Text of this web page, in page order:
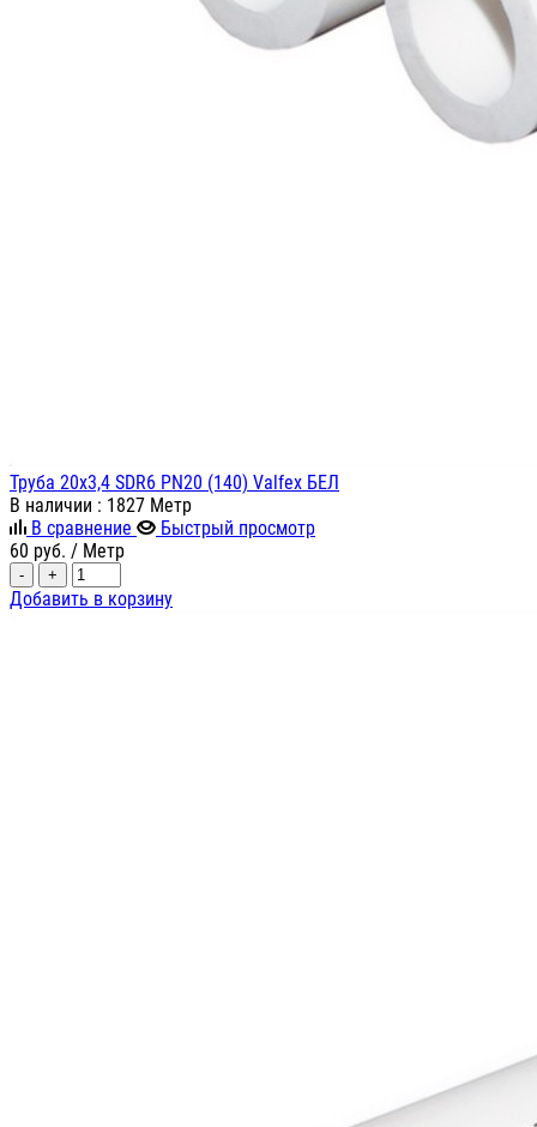
Труба 20х3,4 SDR6 PN20 (140) Valfex БЕЛ
В наличии : 1827 Метр
В сравнение
Быстрый просмотр
60 руб. / Метр
- +
Добавить в корзину